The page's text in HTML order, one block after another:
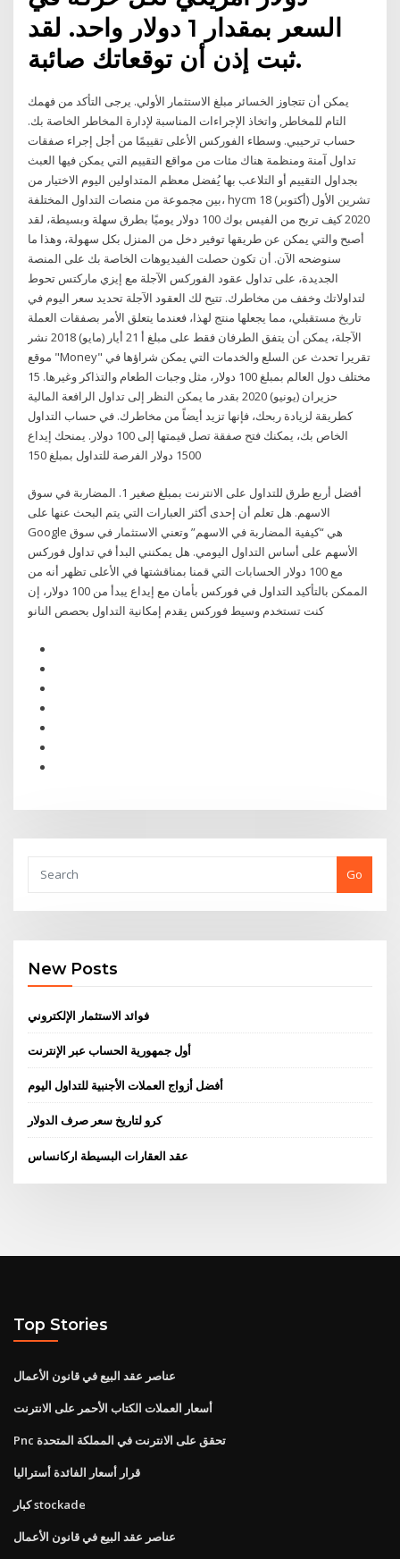
السعر بمقدار 1 دولار واحد. لقد
ثبت إذن أن توقعاتك صائبة.
يمكن أن تتجاوز الخسائر مبلغ الاستثمار الأولي. يرجى التأكد من فهمك
التام للمخاطر, واتخاذ الإجراءات المناسبة لإدارة المخاطر الخاصة بك.
حساب ترحيبي. وسطاء الفوركس الأعلى تقييمًا من أجل إجراء صفقات
تداول آمنة ومنظمة هناك مئات من مواقع التقييم التي يمكن فيها العبث
بجداول التقييم أو التلاعب بها يُفضل معظم المتداولين اليوم الاختيار من
بين مجموعة من منصات التداول المختلفة، hycm 18 تشرين الأول (أكتوبر)
2020 كيف تربح من الفيس بوك 100 دولار يوميًا بطرق سهلة وبسيطة، لقد
أصبح والتي يمكن عن طريقها توفير دخل من المنزل بكل سهولة، وهذا ما
سنوضحه الآن. أن تكون حصلت الفيديوهات الخاصة بك على المنصة
الجديدة، على تداول عقود الفوركس الآجلة مع إيزي ماركتس تحوط
لتداولاتك وخفف من مخاطرك. تتيح لك العقود الآجلة تحديد سعر اليوم في
تاريخ مستقبلي، مما يجعلها منتج لهذا، فعندما يتعلق الأمر بصفقات العملة
الآجلة، يمكن أن يتفق الطرفان فقط على مبلغ أ 21 أيار (مايو) 2018 نشر
موقع "Money" تقريرا تحدث عن السلع والخدمات التي يمكن شراؤها في
مختلف دول العالم بمبلغ 100 دولار، مثل وجبات الطعام والتذاكر وغيرها. 15
حزيران (يونيو) 2020 بقدر ما يمكن النظر إلى تداول الرافعة المالية
كطريقة لزيادة ربحك، فإنها تزيد أيضاً من مخاطرك. في حساب التداول
الخاص بك، يمكنك فتح صفقة تصل قيمتها إلى 100 دولار. يمنحك إيداع
1500 دولار الفرصة للتداول بمبلغ 150
أفضل أربع طرق للتداول على الانترنت بمبلغ صغير 1. المضاربة في سوق
الاسهم. هل تعلم أن إحدى أكثر العبارات التي يتم البحث عنها على
Google هي “كيفية المضاربة في الاسهم” وتعني الاستثمار في سوق
الأسهم على أساس التداول اليومي. هل يمكنني البدأ في تداول فوركس
مع 100 دولار الحسابات التي قمنا بمناقشتها في الأعلى تظهر أنه من
الممكن بالتأكيد التداول في فوركس بأمان مع إيداع يبدأ من 100 دولار، إن
كنت تستخدم وسيط فوركس يقدم إمكانية التداول بحصص النانو
Go
New Posts
فوائد الاستثمار الإلكتروني
أول جمهورية الحساب عبر الإنترنت
أفضل أزواج العملات الأجنبية للتداول اليوم
كرو لتاريخ سعر صرف الدولار
عقد العقارات البسيطة اركانساس
Top Stories
عناصر عقد البيع في قانون الأعمال
أسعار العملات الكتاب الأحمر على الانترنت
Pnc تحقق على الانترنت في المملكة المتحدة
قرار أسعار الفائدة أستراليا
كبار stockade
عناصر عقد البيع في قانون الأعمال